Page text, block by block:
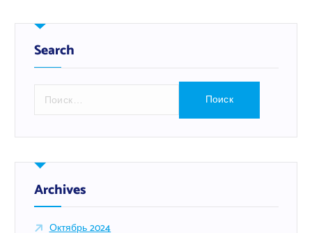
Search
т
:
Archives
Октябрь 2024